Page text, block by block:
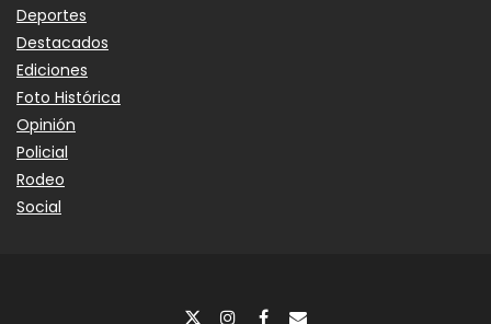
Deportes
Destacados
Ediciones
Foto Histórica
Opinión
Policial
Rodeo
Social